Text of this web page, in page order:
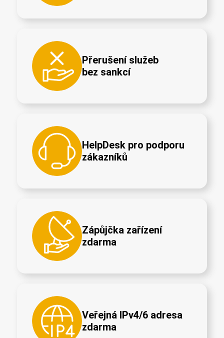
Přerušení služeb
bez sankcí
HelpDesk pro podporu
zákazníků
Zápůjčka zařízení
zdarma
Veřejná IPv4/6 adresa
zdarma